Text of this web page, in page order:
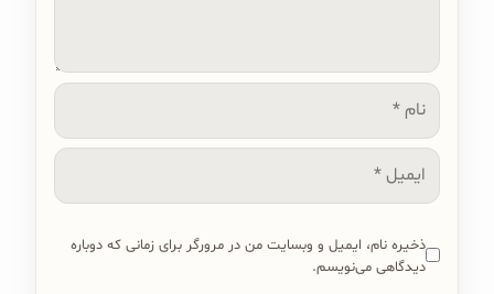
نام
ایمیل
ذخیره نام، ایمیل و وبسایت من در مرورگر برای زمانی که دوباره
دیدگاهی می‌نویسم.